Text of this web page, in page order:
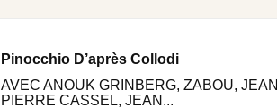
Pinocchio D’après Collodi
AVEC ANOUK GRINBERG, ZABOU, JEAN
PIERRE CASSEL, JEAN...